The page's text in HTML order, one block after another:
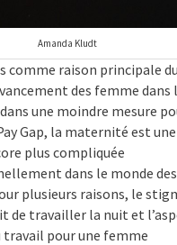
Amanda Kludt
comme raison principale du
des femme dans
une moindre mesure
Gap, la maternité est une
plus compliquée
dans le monde des
plusieurs raisons, le
de travailler la nuit et
travail pour une femme